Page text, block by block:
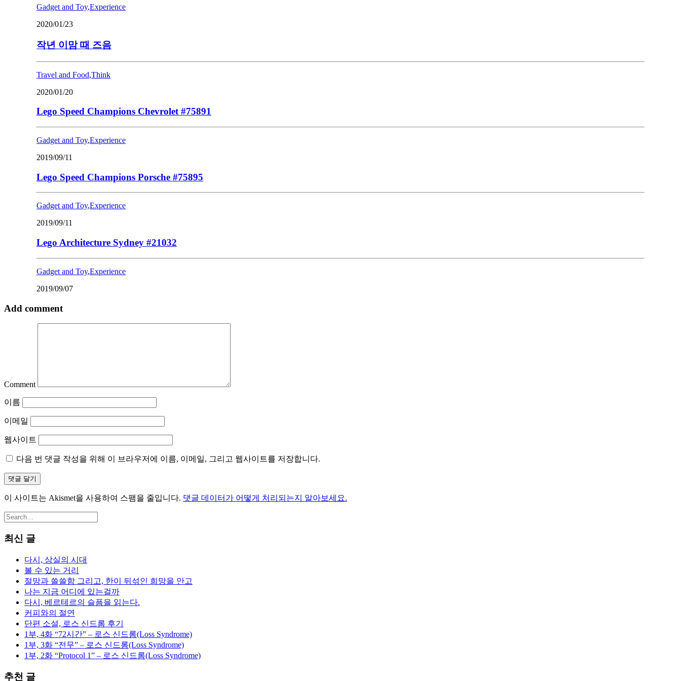
Gadget and Toy,Experience
2020/01/23
작년 이맘 때 즈음
Travel and Food,Think
2020/01/20
Lego Speed Champions Chevrolet #75891
Gadget and Toy,Experience
2019/09/11
Lego Speed Champions Porsche #75895
Gadget and Toy,Experience
2019/09/11
Lego Architecture Sydney #21032
Gadget and Toy,Experience
2019/09/07
Add comment
Comment
이름
이메일
웹사이트
다음 번 댓글 작성을 위해 이 브라우저에 이름, 이메일, 그리고 웹사이트를 저장합니다.
이 사이트는 Akismet을 사용하여 스팸을 줄입니다. 댓글 데이터가 어떻게 처리되는지 알아보세요.
최신 글
다시, 상실의 시대
볼 수 있는 거리
절망과 쓸쓸함 그리고, 한이 뒤섞인 희망을 안고
나는 지금 어디에 있는걸까
다시, 베르테르의 슬픔을 읽는다.
커피와의 절연
단편 소설, 로스 신드롬 후기
1부, 4화 “72시간” – 로스 신드롬(Loss Syndrome)
1부, 3화 “전무” – 로스 신드롬(Loss Syndrome)
1부, 2화 “Protocol 1” – 로스 신드롬(Loss Syndrome)
추천 글